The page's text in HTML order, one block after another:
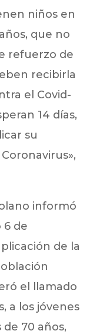
niños en
que no
refuerzo de
recibirla
el Covid-
14 días,
su
informó
6 de
de la
el llamado
a los jóvenes
70 años,